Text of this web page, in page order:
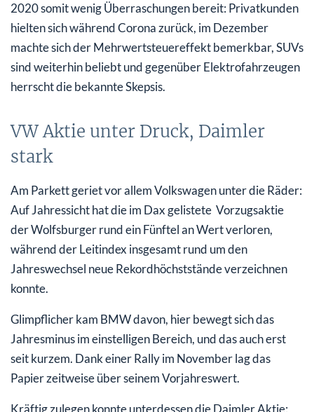
2020 somit wenig Überraschungen bereit: Privatkunden
hielten sich während Corona zurück, im Dezember
machte sich der Mehrwertsteuereffekt bemerkbar, SUVs
sind weiterhin beliebt und gegenüber Elektrofahrzeugen
herrscht die bekannte Skepsis.
VW Aktie unter Druck, Daimler
stark
Am Parkett geriet vor allem Volkswagen unter die Räder:
Auf Jahressicht hat die im Dax gelistete Vorzugsaktie
der Wolfsburger rund ein Fünftel an Wert verloren,
während der Leitindex insgesamt rund um den
Jahreswechsel neue Rekordhöchststände verzeichnen
konnte.
Glimpflicher kam BMW davon, hier bewegt sich das
Jahresminus im einstelligen Bereich, und das auch erst
seit kurzem. Dank einer Rally im November lag das
Papier zeitweise über seinem Vorjahreswert.
Kräftig zulegen konnte unterdessen die Daimler Aktie: